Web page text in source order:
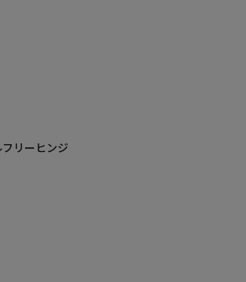
リーヒンジ